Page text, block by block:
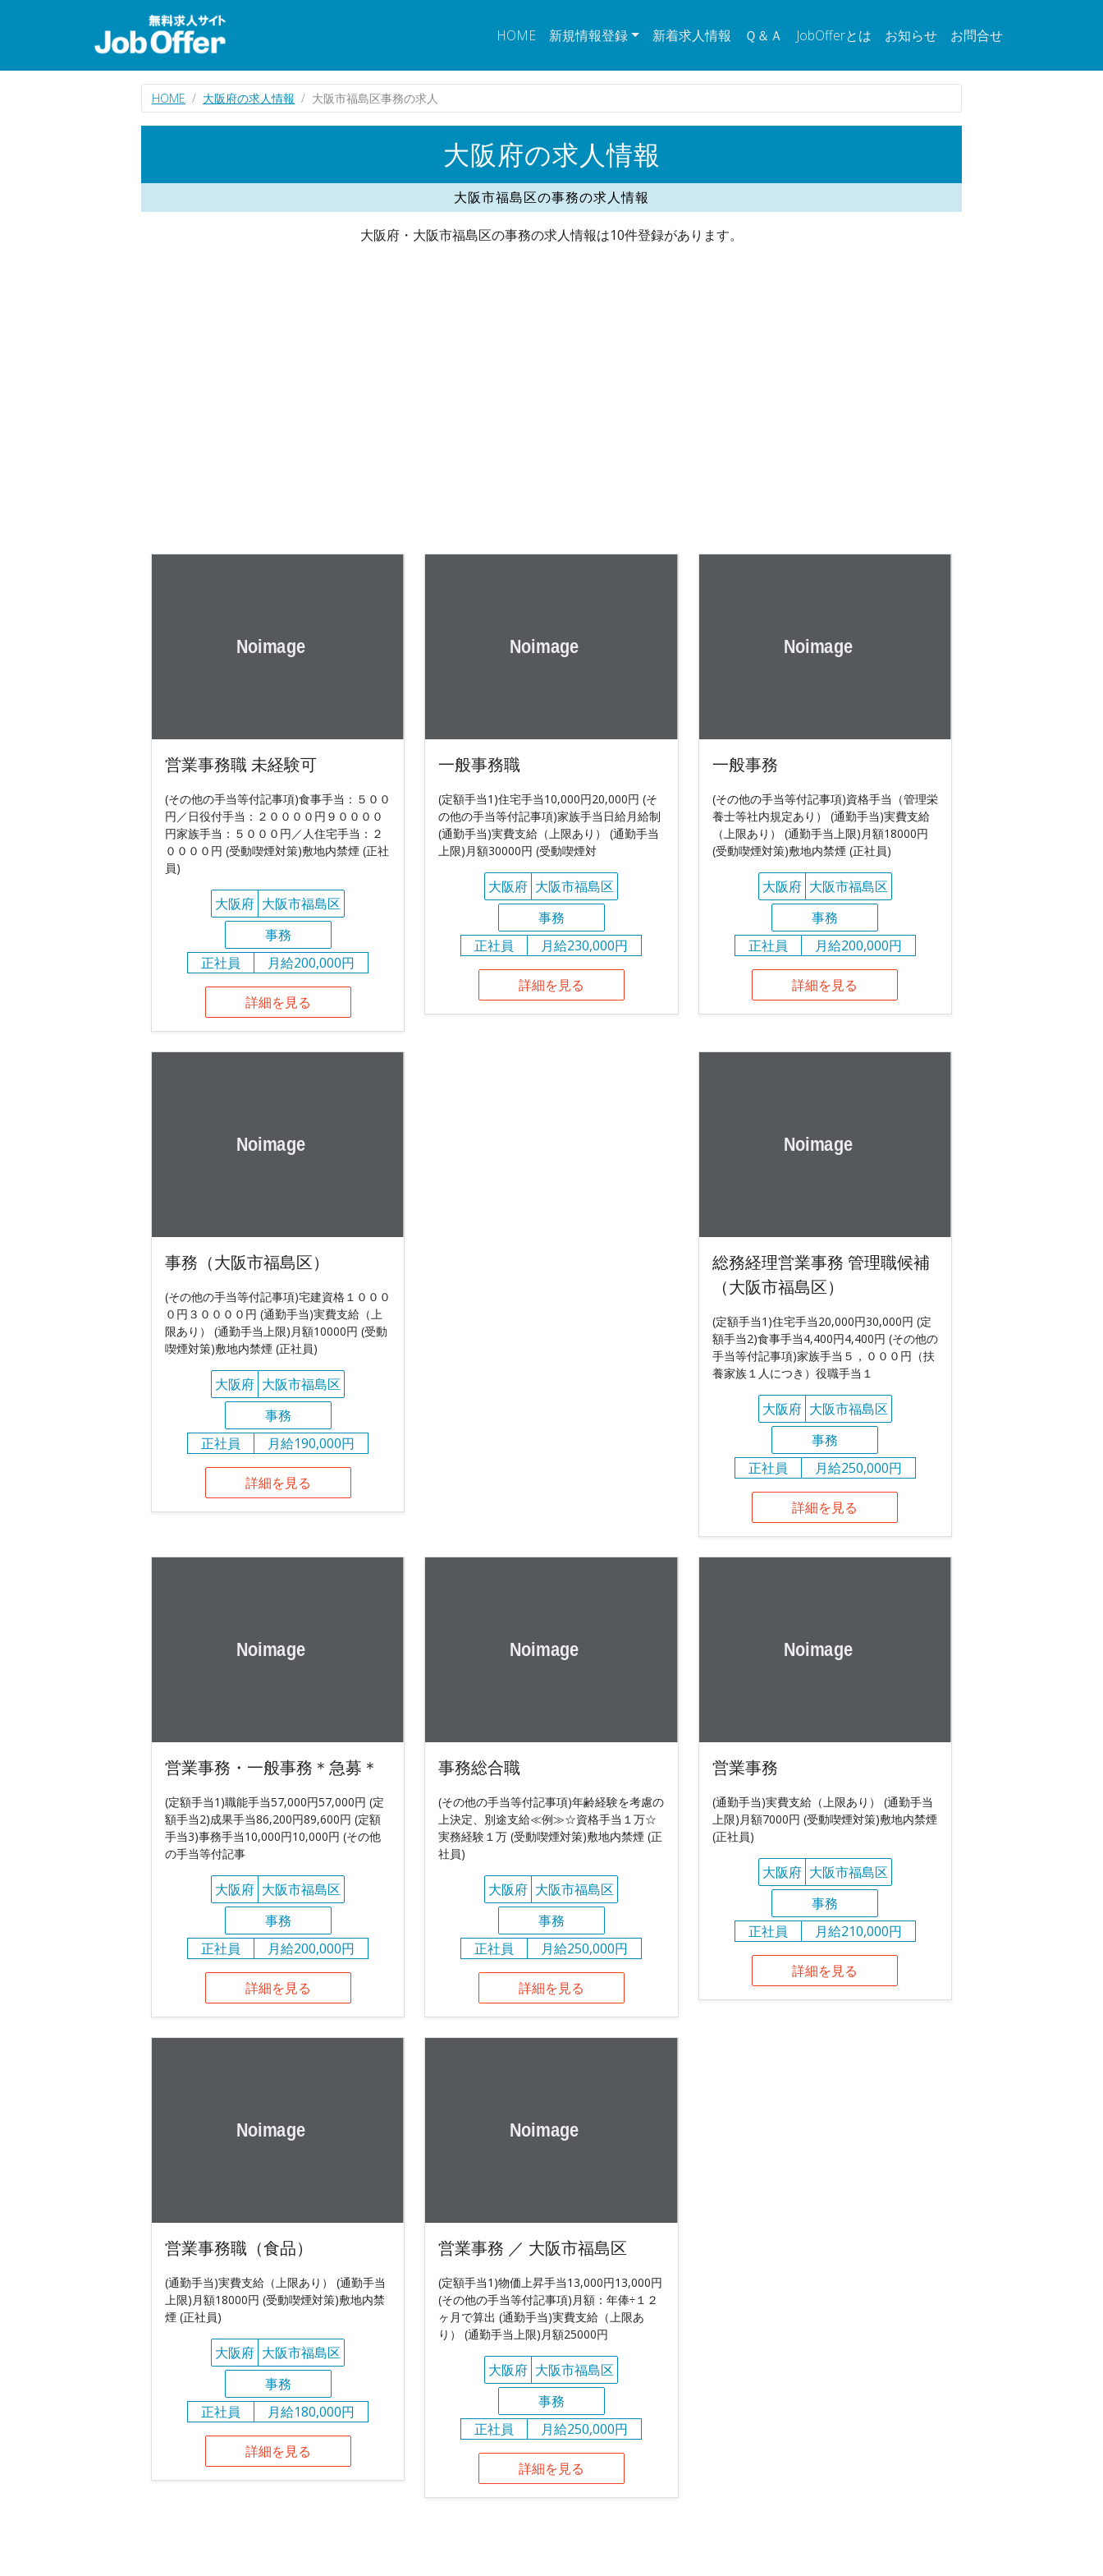
HOME 新規情報登録 新着求人情報 Ｑ＆Ａ JobOfferとは お知らせ お問合せ
HOME 大阪府の求人情報 大阪市福島区事務の求人
大阪府の求人情報
大阪市福島区の事務の求人情報
大阪府・大阪市福島区の事務の求人情報は10件登録があります。
営業事務職 未経験可
(その他の手当等付記事項)食事手当：５００
円／日役付手当：２００００円９００００
円家族手当：５０００円／人住宅手当：２
００００円 (受動喫煙対策)敷地内禁煙 (正社
員)
大阪府 大阪市福島区
事務
正社員
月給200,000円
詳細を見る
一般事務職
(定額手当1)住宅手当10,000円20,000円 (そ
の他の手当等付記事項)家族手当日給月給制
(通勤手当)実費支給（上限あり） (通勤手当
上限)月額30000円 (受動喫煙対
大阪府 大阪市福島区
事務
正社員
月給230,000円
詳細を見る
一般事務
(その他の手当等付記事項)資格手当（管理栄
養士等社内規定あり） (通勤手当)実費支給
（上限あり） (通勤手当上限)月額18000円
(受動喫煙対策)敷地内禁煙 (正社員)
大阪府 大阪市福島区
事務
正社員
月給200,000円
詳細を見る
事務（大阪市福島区）
(その他の手当等付記事項)宅建資格１０００
０円３００００円 (通勤手当)実費支給（上
限あり） (通勤手当上限)月額10000円 (受動
喫煙対策)敷地内禁煙 (正社員)
大阪府 大阪市福島区
事務
正社員
月給190,000円
詳細を見る
総務経理営業事務 管理職候補
（大阪市福島区）
(定額手当1)住宅手当20,000円30,000円 (定
額手当2)食事手当4,400円4,400円 (その他の
手当等付記事項)家族手当５，０００円（扶
養家族１人につき）役職手当１
大阪府 大阪市福島区
事務
正社員
月給250,000円
詳細を見る
営業事務・一般事務＊急募＊
(定額手当1)職能手当57,000円57,000円 (定
額手当2)成果手当86,200円89,600円 (定額
手当3)事務手当10,000円10,000円 (その他
の手当等付記事
大阪府 大阪市福島区
事務
正社員
月給200,000円
詳細を見る
事務総合職
(その他の手当等付記事項)年齢経験を考慮の
上決定、別途支給≪例≫☆資格手当１万☆
実務経験１万 (受動喫煙対策)敷地内禁煙 (正
社員)
大阪府 大阪市福島区
事務
正社員
月給250,000円
詳細を見る
営業事務
(通勤手当)実費支給（上限あり） (通勤手当
上限)月額7000円 (受動喫煙対策)敷地内禁煙
(正社員)
大阪府 大阪市福島区
事務
正社員
月給210,000円
詳細を見る
営業事務職（食品）
(通勤手当)実費支給（上限あり） (通勤手当
上限)月額18000円 (受動喫煙対策)敷地内禁
煙 (正社員)
大阪府 大阪市福島区
事務
正社員
月給180,000円
詳細を見る
営業事務 ／ 大阪市福島区
(定額手当1)物価上昇手当13,000円13,000円
(その他の手当等付記事項)月額：年俸÷１２
ヶ月で算出 (通勤手当)実費支給（上限あ
り） (通勤手当上限)月額25000円
大阪府 大阪市福島区
事務
正社員
月給250,000円
詳細を見る